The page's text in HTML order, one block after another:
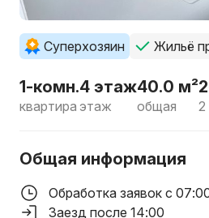
Суперхозяин Жильё
1-комн.
квартира
4 этаж
этаж
40.0 м²
общая 2
Общая информация
Обработка заявок с
Заезд после 14:00